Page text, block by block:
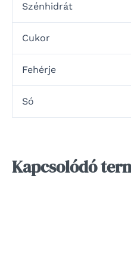
Szénhidrát
Cukor
Fehérje
Só
Kapcsolódó